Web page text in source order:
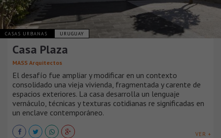
CASAS URBANAS URUGUAY
Casa Plaza
MASS Arquitectos
El desafío fue ampliar y modificar en un contexto
consolidado una vieja vivienda, fragmentada y carente de
espacios exteriores. La casa desarrolla un lenguaje
vernáculo, técnicas y texturas cotidianas re significadas en
un enclave contemporáneo.
VER +